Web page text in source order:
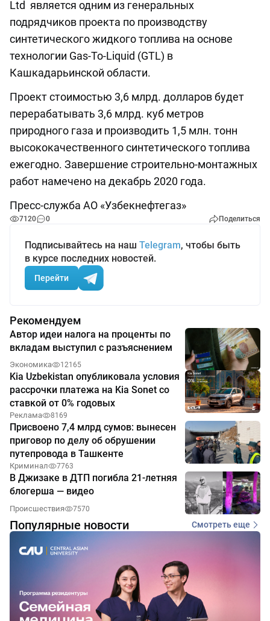
Ltd является одним из генеральных
подрядчиков проекта по производству
синтетического жидкого топлива на основе
технологии Gas-To-Liquid (GTL) в
Кашкадарьинской области.
Проект стоимостью 3,6 млрд. долларов будет
перерабатывать 3,6 млрд. куб метров
природного газа и производить 1,5 млн. тонн
высококачественного синтетического топлива
ежегодно. Завершение строительно-монтажных
работ намечено на декабрь 2020 года.
Пресс-служба АО «Узбекнефтегаз»
7120 0 Поделиться
Подписывайтесь на наш Telegram, чтобы быть
в курсе последних новостей.
Перейти
Рекомендуем
Автор идеи налога на проценты по
вкладам выступил с разъяснением
Экономика 12165
Kia Uzbekistan опубликовала условия
рассрочки платежа на Kia Sonet со
ставкой от 0% годовых
Реклама 8169
Присвоено 7,4 млрд сумов: вынесен
приговор по делу об обрушении
путепровода в Ташкенте
Криминал 7763
В Джизаке в ДТП погибла 21-летняя
блогерша — видео
Происшествия 7570
Популярные новости Смотреть еще